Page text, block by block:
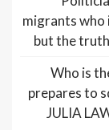
migrants who
but the
Who is
prepares to
JULIA